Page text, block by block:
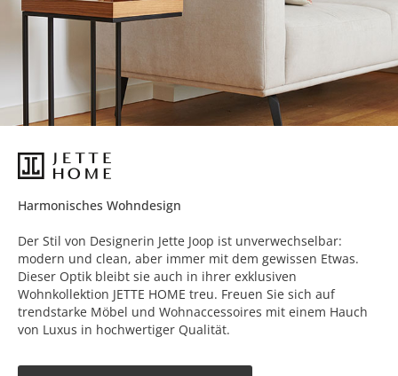
Harmonisches Wohndesign
Der Stil von Designerin Jette Joop ist unverwechselbar:
modern und clean, aber immer mit dem gewissen Etwas.
Dieser Optik bleibt sie auch in ihrer exklusiven
Wohnkollektion JETTE HOME treu. Freuen Sie sich auf
trendstarke Möbel und Wohnaccessoires mit einem Hauch
von Luxus in hochwertiger Qualität.